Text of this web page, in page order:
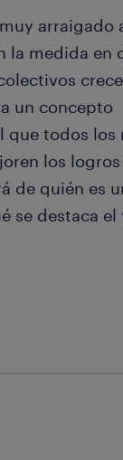
arraigado
la medida en
un concepto
que todos los
los
de quién es
se destaca